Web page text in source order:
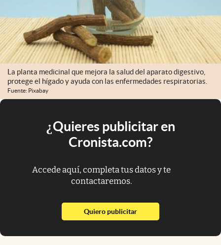
La planta medicinal que mejora la salud del aparato digestivo,
protege el hígado y ayuda con las enfermedades respiratorias.
Fuente: Pixabay
¿Quieres publicitar en
Cronista.com?
Accede aquí, completa tus datos y te
contactaremos.
Quiero publicitarabre en nueva pestaña